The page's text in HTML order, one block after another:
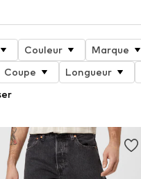
Couleur Marque
Coupe Longueur